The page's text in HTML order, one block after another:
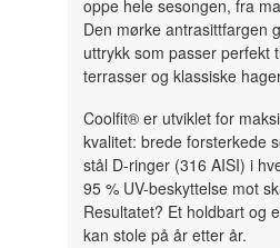
oppe hele sesongen, fra
Den mørke antrasittfargen
uttrykk som passer perfekt
terrasser og klassiske
Coolfit® er utviklet for
kvalitet: brede forsterkede
stål D-ringer (316 AISI) i
95 % UV-beskyttelse mot
Resultatet? Et holdbart og
kan stole på år etter år.